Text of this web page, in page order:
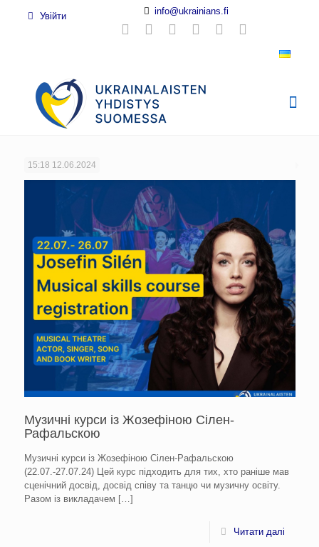
Увійти info@ukrainians.fi
15:18 12.06.2024
Mузичні курси iз Жозефіною Сілен-
Рафальскою
Mузичні курси iз Жозефіною Сілен-Рафальскою
(22.07.-27.07.24) Цей курс підходить для тих, хто раніше мав
сценічний досвід, досвід співу та танцю чи музичну освіту.
Разом із викладачем […]
Читати далі